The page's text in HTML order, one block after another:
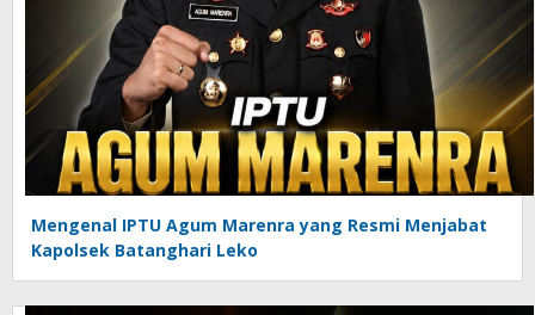
Mengenal IPTU Agum Marenra yang Resmi Menjabat
Kapolsek Batanghari Leko